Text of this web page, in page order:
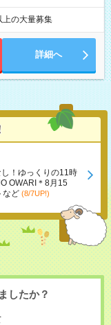
上の大量募集
詳細へ
し！ゆっくりの11時
OWARI＊8月15
など (8/7UP!)
したか？